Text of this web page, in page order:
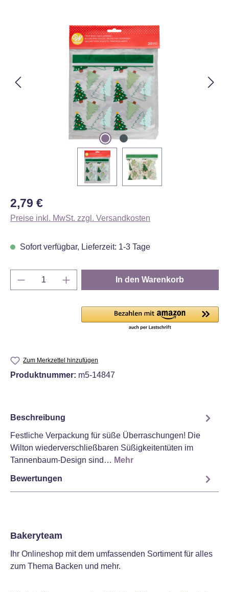
Regulärer Preis:
2,79 €
Preise inkl. MwSt. zzgl. Versandkosten
Sofort verfügbar, Lieferzeit: 1-3 Tage
Produkt Anzahl: Gib den gewünschten
In den Warenkorb
Zum Merkzettel hinzufügen
Produktnummer: m5-14847
Beschreibung
Festliche Verpackung für süße Überraschungen! Die
Wilton wiederverschließbaren Süßigkeitentüten im
Tannenbaum-Design sind… Mehr
Bewertungen
Bakeryteam
Ihr Onlineshop mit dem umfassenden Sortiment für alles
zum Thema Backen und mehr.